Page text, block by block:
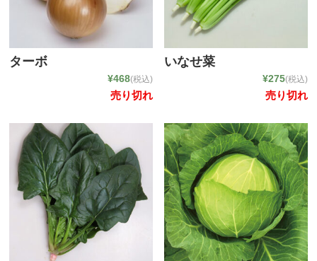
ログイン
カートの中 0
ターボ
¥468(税込)
売り切れ
いなせ菜
¥275(税込)
売り切れ